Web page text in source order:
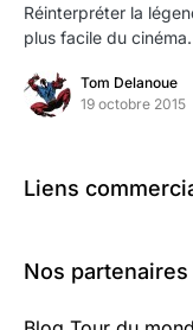
Réinterpréter la
plus facile du
Tom Delanoue
19 octobre 2015
Liens
Nos partenaires